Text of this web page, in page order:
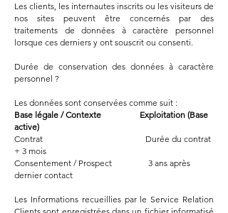
Les clients, les internautes inscrits ou les visiteurs de
nos sites peuvent être concernés par des
traitements de données à caractère personnel
lorsque ces derniers y ont souscrit ou consenti.
Durée de conservation des données à caractère
personnel ?
Les données sont conservées comme suit :
Base légale / Contexte Exploitation (Base
active)
Contrat Durée du contrat
+ 3 mois
Consentement / Prospect 3 ans après
dernier contact
Les Informations recueillies par le Service Relation